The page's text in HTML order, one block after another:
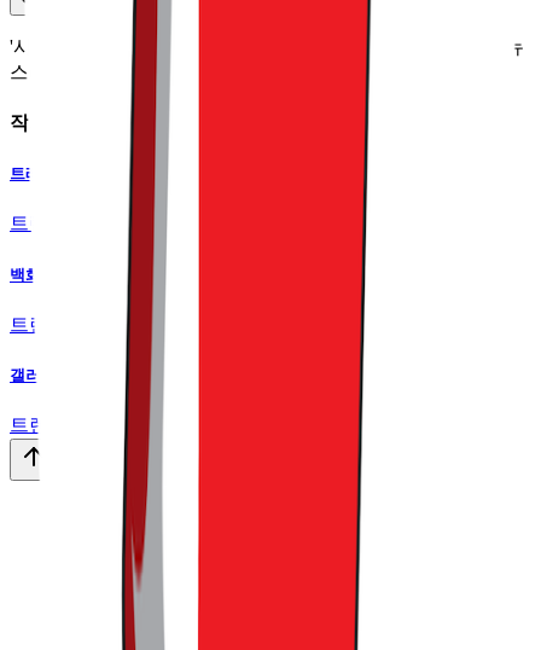
'사고 파는 모든 것'에 대한 이야기를 다루는 커머스 버티컬 뉴
스레터
작가의 다른글
트레이더 조는 홈플러스와 차원이 달라
트렌드라이트 •
백화점·편의점·알람 앱까지 아이돌을 찾는 이유
트렌드라이트 •
갤러리아와 아워홈이 로봇 회사와 묶인 이유
트렌드라이트 16